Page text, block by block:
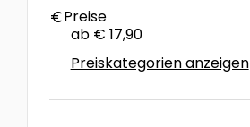
euroPreise
ab € 17,90
Preiskategorien anzeigen